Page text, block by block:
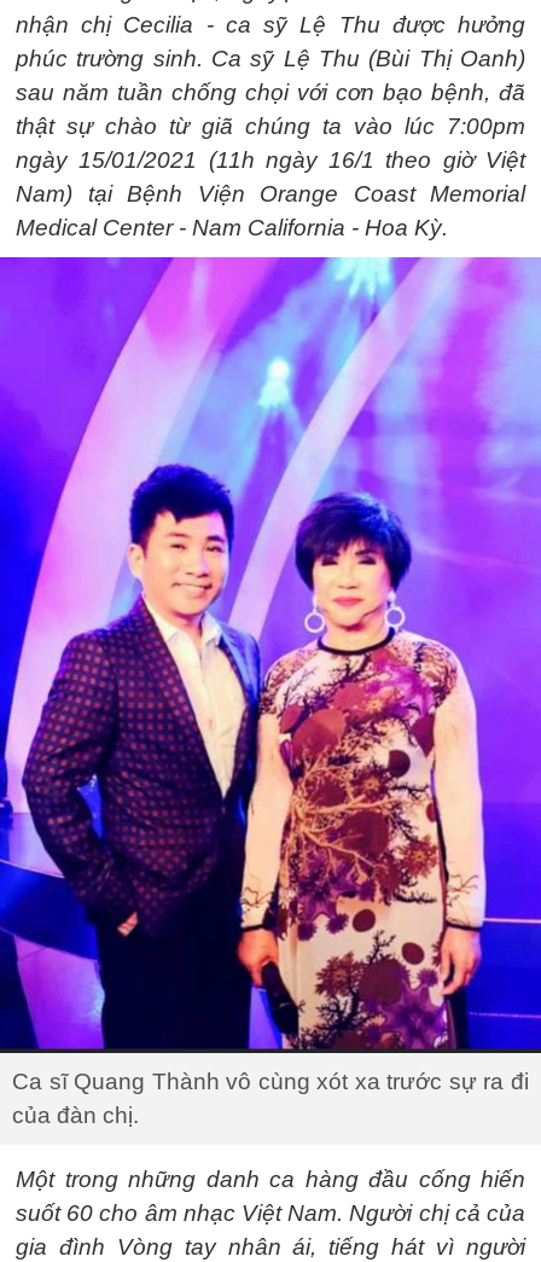
nhận chị Cecilia - ca sỹ Lệ Thu được hưởng
phúc trường sinh. Ca sỹ Lệ Thu (Bùi Thị Oanh)
sau năm tuần chống chọi với cơn bạo bệnh, đã
thật sự chào từ giã chúng ta vào lúc 7:00pm
ngày 15/01/2021 (11h ngày 16/1 theo giờ Việt
Nam) tại Bệnh Viện Orange Coast Memorial
Medical Center - Nam California - Hoa Kỳ.
Ca sĩ Quang Thành vô cùng xót xa trước sự ra đi
của đàn chị.
Một trong những danh ca hàng đầu cống hiến
suốt 60 cho âm nhạc Việt Nam. Người chị cả của
gia đình Vòng tay nhân ái, tiếng hát vì người